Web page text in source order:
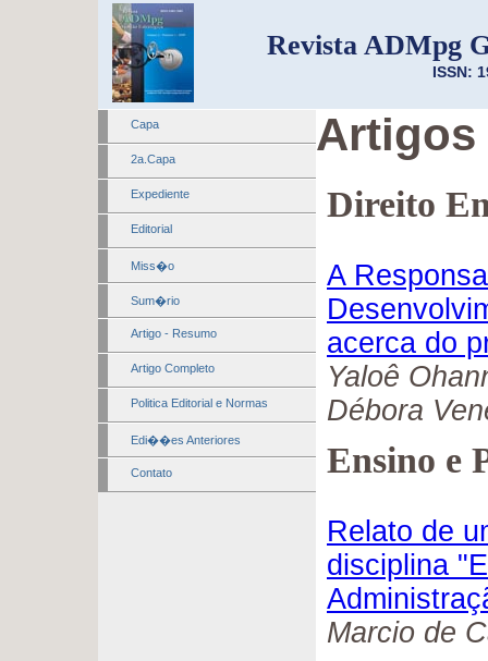
Revista ADMpg
ISSN:
Capa
2a.Capa
Expediente
Editorial
Miss�o
Sum�rio
Artigo - Resumo
Artigo Completo
Politica Editorial e Normas
Edi��es Anteriores
Contato
Artigos
Direito
A
acerca do
Yaloê
Débora
Ensino e
Relato de
disciplina
Marcio de